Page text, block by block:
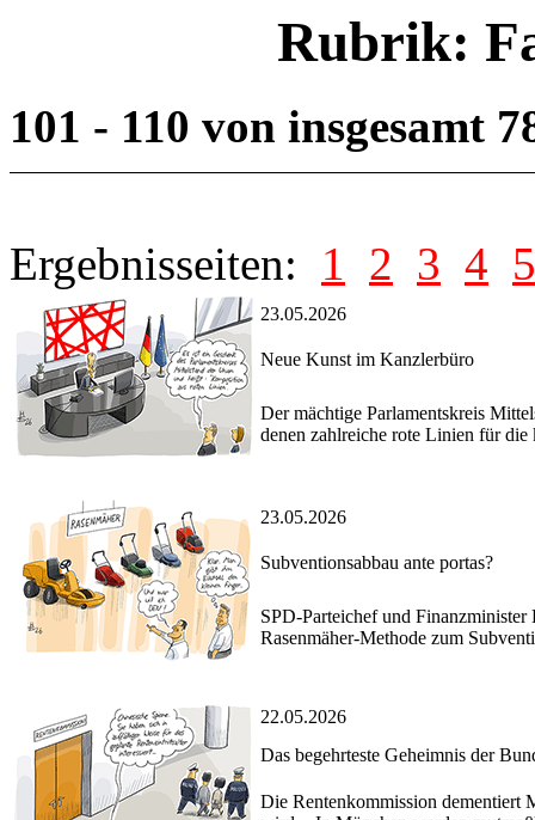
Rubrik:
101 - 110 von insgesamt
Ergebnisseiten: 1 2 3 4 5
23.05.2026
Neue Kunst im Kanzlerbüro
Der mächtige Parlamentskreis
denen zahlreiche rote Linien für
23.05.2026
Subventionsabbau ante portas?
SPD-Parteichef und
Rasenmäher-Methode zum
22.05.2026
Das begehrteste Geheimnis der
Die Rentenkommission dementiert